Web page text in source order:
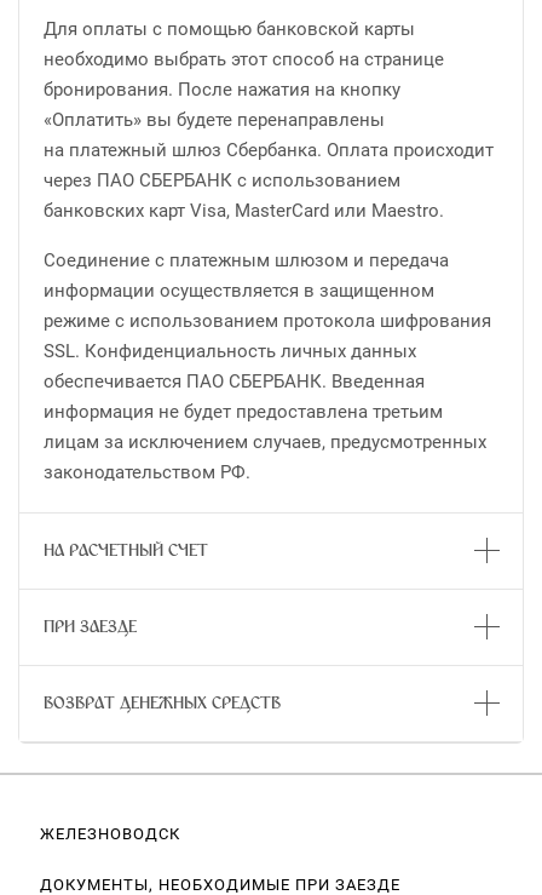
Для оплаты с помощью банковской карты
необходимо выбрать этот способ на странице
бронирования. После нажатия на кнопку
«Оплатить» вы будете перенаправлены
на платежный шлюз Сбербанка. Оплата происходит
через ПАО СБЕРБАНК с использованием
банковских карт Visa, MasterCard или Maestro.
Соединение с платежным шлюзом и передача
информации осуществляется в защищенном
режиме с использованием протокола шифрования
SSL. Конфиденциальность личных данных
обеспечивается ПАО СБЕРБАНК. Введенная
информация не будет предоставлена третьим
лицам за исключением случаев, предусмотренных
законодательством РФ.
НА РАСЧЕТНЫЙ СЧЕТ
ПРИ ЗАЕЗДЕ
ВОЗВРАТ ДЕНЕЖНЫХ СРЕДСТВ
ЖЕЛЕЗНОВОДСК
ДОКУМЕНТЫ, НЕОБХОДИМЫЕ ПРИ ЗАЕЗДЕ